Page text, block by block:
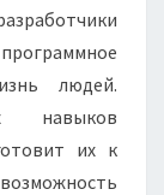
людей.
навыков
их к